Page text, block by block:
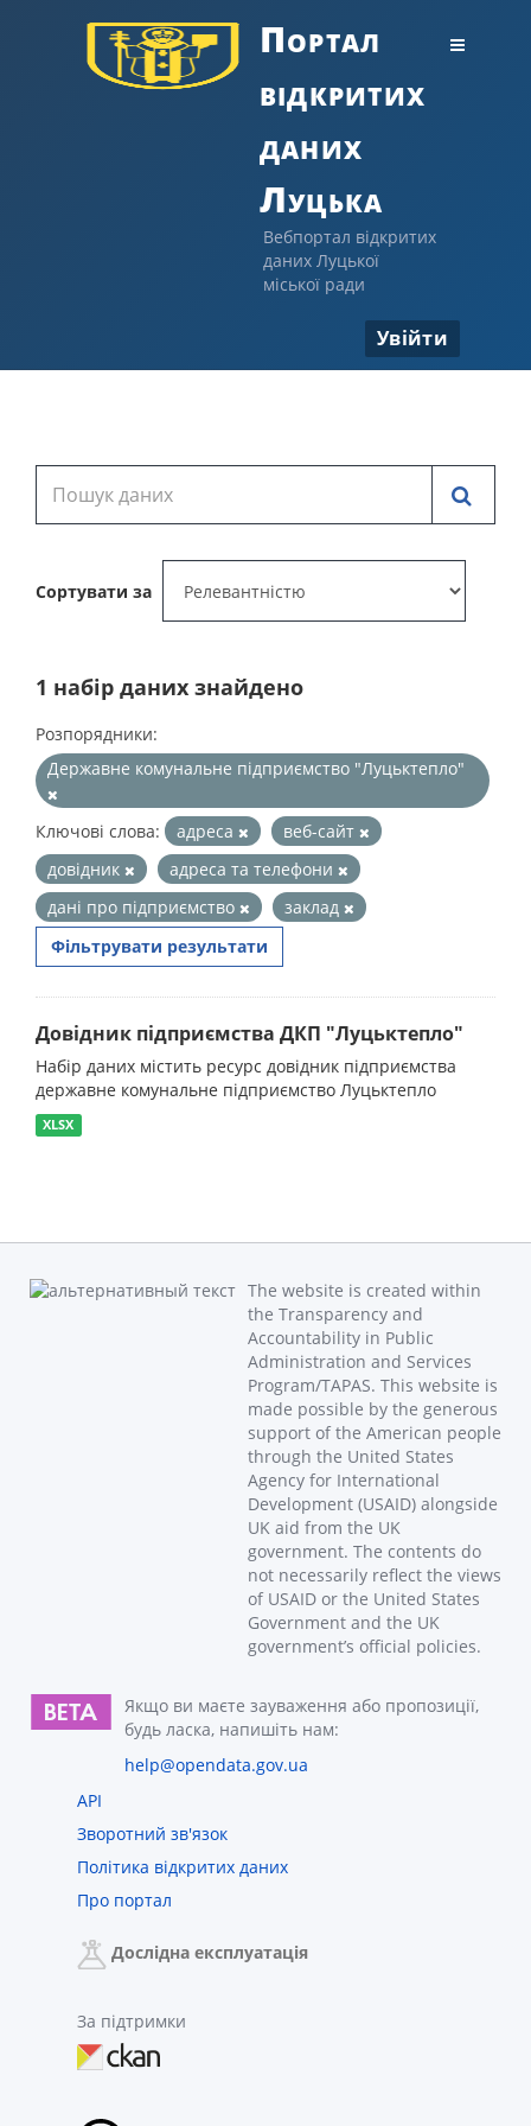
Портал
відкритих
даних
Луцька
Вебпортал відкритих
даних Луцької
міської ради
Увійти
Сортувати за
1 набір даних знайдено
Розпорядники:
Державне комунальне підприємство "Луцьктепло"
Ключові слова: адреса
веб-сайт
довідник
адреса та телефони
дані про підприємство
заклад
Фільтрувати результати
Довідник підприємства ДКП "Луцьктепло"
Набір даних містить ресурс довідник підприємства
державне комунальне підприємство Луцьктепло
XLSX
The website is created within
the Transparency and
Accountability in Public
Administration and Services
Program/TAPAS. This website is
made possible by the generous
support of the American people
through the United States
Agency for International
Development (USAID) alongside
UK aid from the UK
government. The contents do
not necessarily reflect the views
of USAID or the United States
Government and the UK
government’s official policies.
Якщо ви маєте зауваження або пропозиції,
будь ласка, напишіть нам:
help@opendata.gov.ua
API
Зворотний зв'язок
Політика відкритих даних
Про портал
Дослідна експлуатація
За підтримки